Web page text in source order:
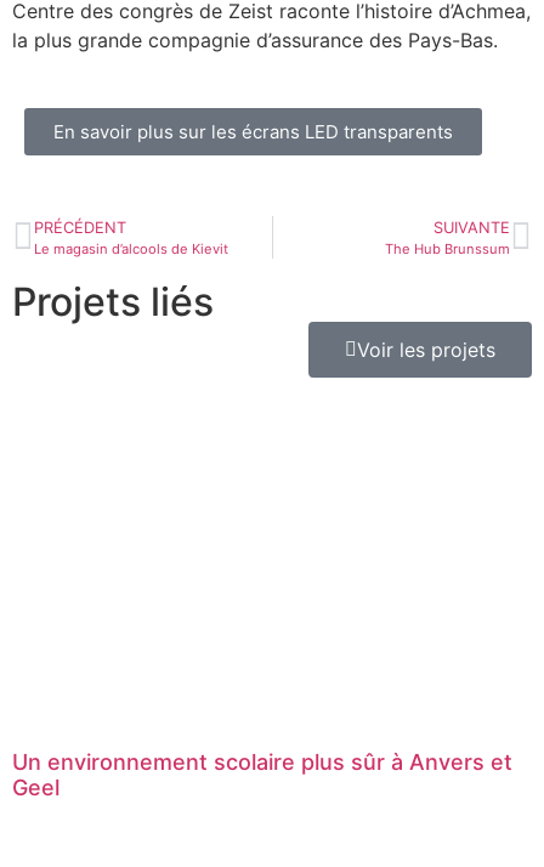
Centre des congrès de Zeist raconte l’histoire d’Achmea,
la plus grande compagnie d’assurance des Pays-Bas.
En savoir plus sur les écrans LED transparents
PRÉCÉDENT
Le magasin d’alcools de Kievit
SUIVANTE
The Hub Brunssum
Projets liés
Voir les projets
Un environnement scolaire plus sûr à Anvers et
Geel